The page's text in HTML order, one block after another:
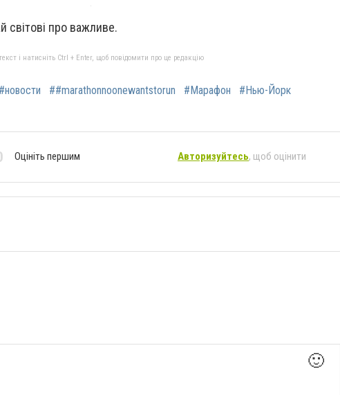
світові про важливе.
і натисніть Ctrl + Enter, щоб повідомити про це редакцію
#новости ##marathonnoonewantstorun #Марафон
#Нью-Йорк
Оцініть першим Авторизуйтесь, щоб оцінити
🙂